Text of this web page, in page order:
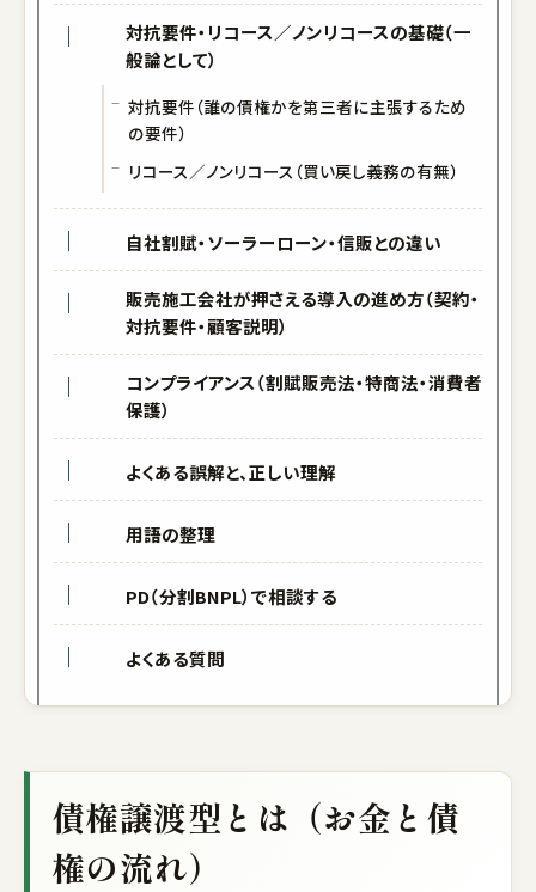
対抗要件・リコース／ノンリコースの基礎（一
般論として）
対抗要件（誰の債権かを第三者に主張するため
の要件）
リコース／ノンリコース（買い戻し義務の有無）
自社割賦・ソーラーローン・信販との違い
販売施工会社が押さえる導入の進め方（契約・
対抗要件・顧客説明）
コンプライアンス（割賦販売法・特商法・消費者
保護）
よくある誤解と、正しい理解
用語の整理
PD（分割BNPL）で相談する
よくある質問
債権譲渡型とは（お金と債
権の流れ）